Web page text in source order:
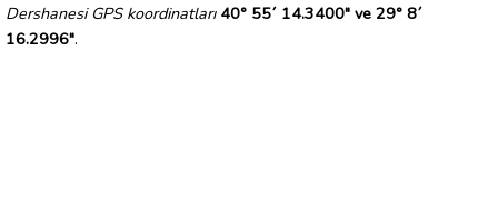
Dershanesi GPS koordinatları 40° 55´ 14.3400" ve 29° 8´
16.2996".